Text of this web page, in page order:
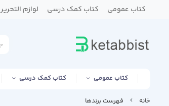
کتاب عمومی کتاب کمک درسی لوازم التحریر
کتاب عمومی کتاب کمک درسی
خانه فهرست برندها